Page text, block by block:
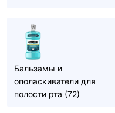
Бальзамы и
ополаскиватели для
полости рта (72)